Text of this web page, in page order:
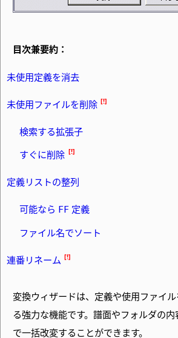
目次兼要約：
未使用定義を消去
未使用ファイルを削除
検索する拡張子
すぐに削除
定義リストの整列
可能なら FF 定義
ファイル名でソート
連番リネーム
変換ウィザードは、定義や使用ファイ
る強力な機能です。譜面やフォルダの
で一括改変することができます。